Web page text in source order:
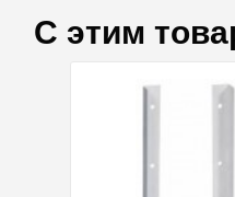
С этим